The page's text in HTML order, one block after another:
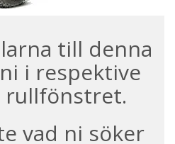
till denna
i respektive
rullfönstret.
vad ni söker